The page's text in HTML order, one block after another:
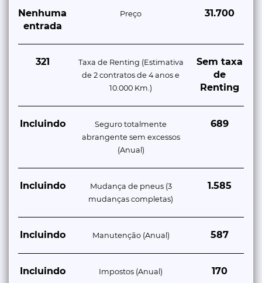
Nenhuma
entrada
Preço 31.700
321
Taxa de Renting (Estimativa
de 2 contratos de 4 anos e
10.000 Km.)
Sem taxa
de
Renting
Incluindo
Seguro totalmente
abrangente sem excessos
(Anual)
689
Incluindo
Mudança de pneus (3
mudanças completas)
1.585
Incluindo Manutenção (Anual) 587
Incluindo Impostos (Anual) 170